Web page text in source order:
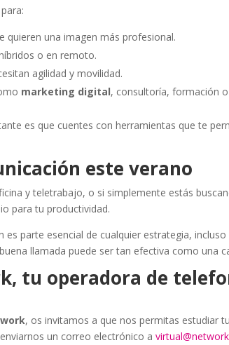
quieren una imagen más profesional.
o en remoto.
agilidad y movilidad.
marketing digital, consultoría, formación
es que cuentes con herramientas que te
este verano
y teletrabajo, o si simplemente estás
para tu productividad.
es parte esencial de cualquier estrategia,
llamada puede ser tan efectiva como una
tu operadora de
, os invitamos a que nos permitas estudiar
un correo electrónico a